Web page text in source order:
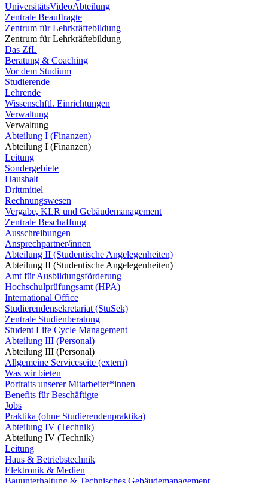
UniversitätsVideoAbteilung
Zentrale Beauftragte
Zentrum für Lehrkräftebildung
Zentrum für Lehrkräftebildung
Das ZfL
Beratung & Coaching
Vor dem Studium
Studierende
Lehrende
Wissenschftl. Einrichtungen
Verwaltung
Verwaltung
Abteilung I (Finanzen)
Abteilung I (Finanzen)
Leitung
Sondergebiete
Haushalt
Drittmittel
Rechnungswesen
Vergabe, KLR und Gebäudemanagement
Zentrale Beschaffung
Ausschreibungen
Ansprechpartner/innen
Abteilung II (Studentische Angelegenheiten)
Abteilung II (Studentische Angelegenheiten)
Amt für Ausbildungsförderung
Hochschulprüfungsamt (HPA)
International Office
Studierendensekretariat (StuSek)
Zentrale Studienberatung
Student Life Cycle Management
Abteilung III (Personal)
Abteilung III (Personal)
Allgemeine Serviceseite (extern)
Was wir bieten
Portraits unserer Mitarbeiter*innen
Benefits für Beschäftigte
Jobs
Praktika (ohne Studierendenpraktika)
Abteilung IV (Technik)
Abteilung IV (Technik)
Leitung
Haus & Betriebstechnik
Elektronik & Medien
Bauunterhaltung & Technisches Gebäudemanagement